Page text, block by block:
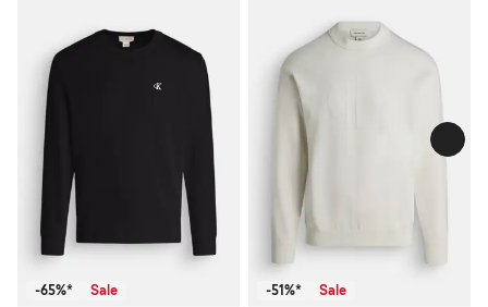
-65%* Sale -51%* Sale